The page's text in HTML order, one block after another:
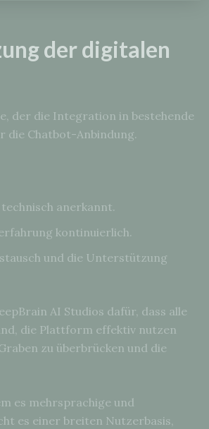
der digitalen
der die Integration in bestehende
die Chatbot-Anbindung.
anerkannt.
kontinuierlich.
und die Unterstützung
AI Studios dafür, dass alle
die Plattform effektiv nutzen
zu überbrücken und die
es mehrsprachige und
es einer breiten Nutzerbasis,